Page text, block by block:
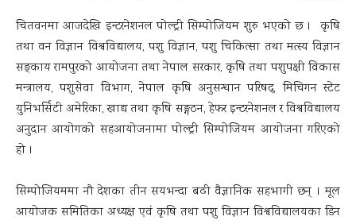
चितवनमा आजदेखि इन्टरनेशनल पोल्ट्री सिम्पोजियम शुरु भएको छ । कृषि
तथा वन विज्ञान विश्वविद्यालय, पशु विज्ञान, पशु चिकित्सा तथा मत्स्य विज्ञान
सङ्काय रामपुरको आयोजना तथा नेपाल सरकार, कृषि तथा पशुपक्षी विकास
मन्त्रालय, पशुसेवा विभाग, नेपाल कृषि अनुसन्धान परिषद्, मिचिगन स्टेट
युनिभर्सिटी अमेरिका, खाद्य तथा कृषि सङ्गठन, हेफर इन्टरनेशनल र विश्वविद्यालय
अनुदान आयोगको सहआयोजनामा पोल्ट्री सिम्पोजियम आयोजना गरिएको
हो ।
सिम्पोजियममा नौ देशका तीन सयभन्दा बढी वैज्ञानिक सहभागी छन् । मूल
आयोजक समितिका अध्यक्ष एवं कृषि तथा पशु विज्ञान विश्वविद्यालयका डिन